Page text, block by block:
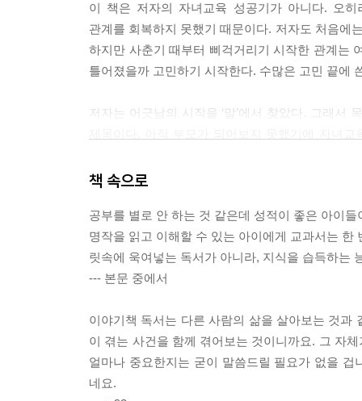
“웃어봐, 왜 매일 인상 쓰니?”
아이도 독립된 인격체로서 갖는 권리가 있어요
CHAPTER 12
냉정한 말
왜 우는지 윽박지르지 말고 상황 파악이 먼저입니다
성급한 해결책
“별거 아냐. 파이팅!”
먼저 공감한 후에 응원해주세요
“넌 너무 예민해”
아이의 감수성을 인정해주세요
감정을 단호히 배척하는 말
이 책은 저자의 자녀교육 성공기가 아니다. 오
관계를 회복하지 못했기 때문이다. 저자도 처음에
하지만 사춘기 때부터 삐걱거리기 시작한 관계는
틀어졌을까 고민하기 시작한다. 수많은 고민 끝에
저자는 어긋남의 시작을 ‘말’에서 찾았다. 그래
반성하라는 의미보다는 아마도 엄마는 아직 찾지
하지만 책이 그저 반성에 그친다면 추천하지 않
배운 내용을 정리하여 소개한다. 이를 테면 이런
대부분의 보호자는 답답한 마음에 “네가 네 마음
대화를 위해서 말에 숨겨진 아이의 마음을 알아차
것도 방법이고, 다른 이야기를 하자고 대화 주제를
이와 같은 54개의 구체적인 대화 상황이 가리키는
멀어지기 전에 마음 가는 대로 말하기 전에 한번
책 속으로
공부를 별로 안 하는 것 같은데 성적이 좋은 아이
명작을 읽고 이해할 수 있는 아이에게 교과서는
릿속에 욱여넣는 독서가 아니라, 지식을 습득하는
--- 본문 중에서
이야기책 독서는 다른 사람의 삶을 살아보는 것과
이 겪는 사건을 함께 겪어보는 것이니까요. 그 자
얼마나 중요한지는 굳이 말씀드릴 필요가 없을
네요.